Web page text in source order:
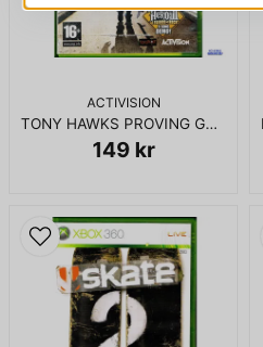
ACTIVISION
TONY HAWKS PROVING GROUND XBOX 360
149 kr